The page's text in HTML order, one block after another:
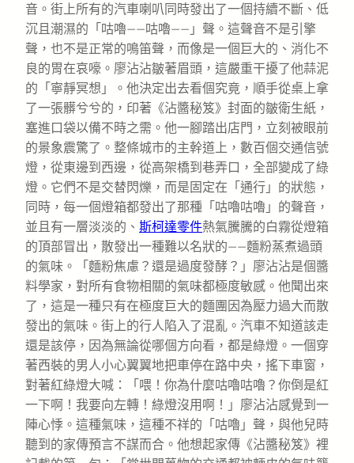
音。街上所有的汽車喇叭同時發出了一個持續不斷、低
沉且潮濕的「咕嚕——咕嚕——」聲。這聲音不是引擎
聲，也不是正常的鳴笛聲，而像是一個巨大的、消化不
良的胃在哀嚎。廖沾沾皺著眉頭，這嚴重干擾了他蒜泥
的「寧靜冥想」。他決定出去看個究竟，順手從桌上拿
了一張髒兮兮的，印著《沾醬秘笈》封面的皺衛生紙，
塞進口袋以備不時之需。他一腳踏出店門，立刻被眼前
的景象震驚了。整條城市的主幹道上，數百個交通信號
燈，從東邊到西邊，從高架橋到巷弄口，全部變成了綠
燈。它們不是交替閃爍，而是固定在「通行」的狀態，
同時，每一個燈箱都發出了那種「咕嚕咕嚕」的聲音，
並且有一層淡淡的、 斯柯達零件熱氣騰騰的白霧從燈箱
的頂部冒出，散發出一種難以名狀的——麵粉蒸煮過頭
的氣味。「麵粉焦慮？還是過度發酵？」廖沾沾是個醬
料學家，對所有食物相關的氣味都極度敏感。他聞出來
了，這是一種只有在極度巨大的麵團因為壓力過大而散
發出的氣味。街上的行人陷入了混亂。汽車不知道該走
還是該停，因為無論從哪個方向看，都是綠燈。一個穿
著西裝的男人小心翼翼地把車停在路中央，搖下車窗，
對著紅綠燈大喊：「喂！你為什麼咕嚕咕嚕？你倒是紅
一下啊！我要向左轉！綠燈沒用啊！」廖沾沾感覺到一
陣心悸。這種氣味，這種不祥的「咕嚕」聲，與他兒時
聽到的家傳預言不謀而合。他想起家傳《沾醬秘笈》裡